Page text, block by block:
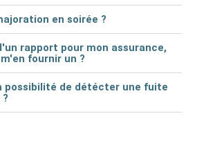
en soirée ?
rapport pour mon assurance,
fournir un ?
possibilité de détécter une fuite